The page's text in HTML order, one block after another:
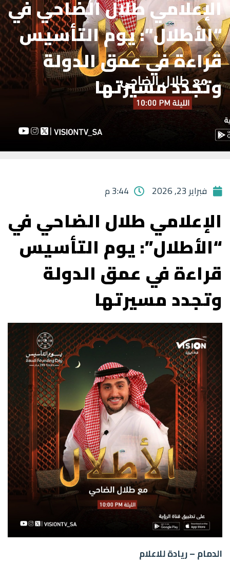
الإعلامي طلال الضاحي في
“الأطلال”: يوم التأسيس
قراءة في عمق الدولة
وتجدد مسيرتها
فبراير 23, 2026 3:44 م
الإعلامي طلال الضاحي في
“الأطلال”: يوم التأسيس
قراءة في عمق الدولة
وتجدد مسيرتها
الدمام – ريادة للاعلام